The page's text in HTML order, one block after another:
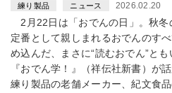
練り製品 ニュース 2026.02.20
2月22日は「おでんの日」。秋冬
定番として親しまれるおでんのす
め込んだ、まさに“読むおでん”とも
『おでん学！』（祥伝社新書）が話
練り製品の老舗メーカー、紀文食